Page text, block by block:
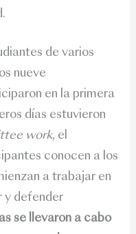
de varios
nueve
en la primera
días estuvieron
work, el
conocen a los
a trabajar en
y defender
se llevaron a cabo